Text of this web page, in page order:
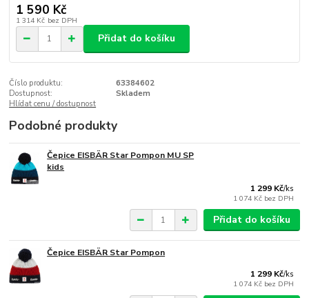
1 590 Kč
1 314 Kč bez DPH
Přidat do košíku
Číslo produktu:
63384602
Dostupnost:
Skladem
Hlídat cenu / dostupnost
Podobné produkty
Čepice EISBÄR Star Pompon MU SP
kids
1 299 Kč/ks
1 074 Kč bez DPH
Přidat do košíku
Čepice EISBÄR Star Pompon
1 299 Kč/ks
1 074 Kč bez DPH